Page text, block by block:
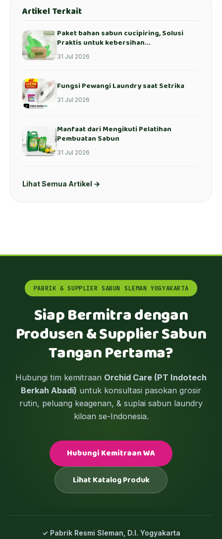
Artikel Terkait
Paket bahan sabun cucipiring, Solusi
Praktis untuk kebersihan...
31 Jul 2026
Fungsi Pewangi Laundry saat Setrika
31 Jul 2026
Manfaat dari Mengikuti Pelatihan
Pembuatan Sabun
31 Jul 2026
Lihat Semua Artikel →
PABRIK & SUPPLIER SABUN SLEMAN YOGYAKARTA
Siap Bermitra dengan
Produsen & Supplier Sabun
Tangan Pertama?
Hubungi tim kemitraan Orchid Care (PT Indotech
Berkah Abadi) untuk konsultasi pasokan grosir
rutin, peluang keagenan, & suplai sabun laundry
kiloan se-Indonesia.
Hubungi Kemitraan WA
Lihat Katalog Produk
✓ Pabrik Resmi Sleman, D.I. Yogyakarta